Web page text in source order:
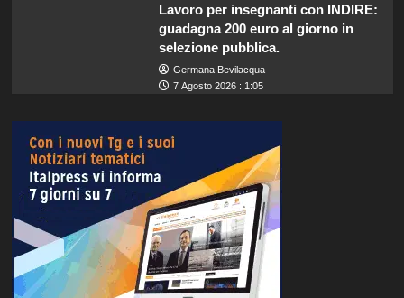
Lavoro per insegnanti con INDIRE:
guadagna 200 euro al giorno in
selezione pubblica.
Germana Bevilacqua
7 Agosto 2026 : 1:05